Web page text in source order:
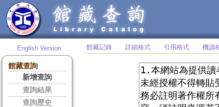
English Version
館藏查詢
新增查詢
查詢結果
查詢歷史
館藏記錄 ‧ 詳細格式 ‧ 引用格式 ‧ 機讀